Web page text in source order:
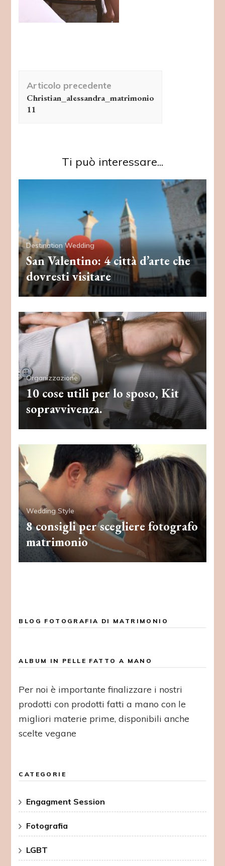
articolo
Articolo precedente
Christian_alessandra_matrimonio
11
Ti può interessare...
Destination Wedding
San Valentino: 4 città d’arte che
dovresti visitare
Organizzazione
10 cose utili per lo sposo, Kit
sopravvivenza.
Wedding Style
8 consigli per scegliere fotografo
matrimonio
BLOG FOTOGRAFIA DI MATRIMONIO
ALBUM IN PELLE FATTO A MANO
Per noi è importante finalizzare i nostri
prodotti con prodotti fatti a mano con le
migliori materie prime, disponibili anche
scelte vegane
CATEGORIE
Engagment Session
Fotografia
LGBT